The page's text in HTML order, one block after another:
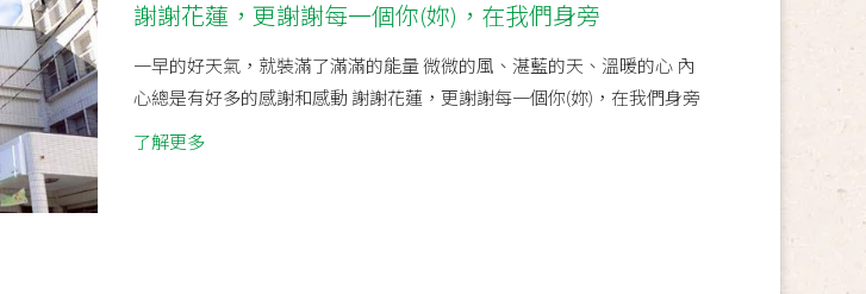
謝謝花蓮，更謝謝每一個你(妳)，在我們身旁
一早的好天氣，就裝滿了滿滿的能量 微微的風、湛藍的天、溫暖的心 內
心總是有好多的感謝和感動 謝謝花蓮，更謝謝每一個你(妳)，在我們身旁
了解更多